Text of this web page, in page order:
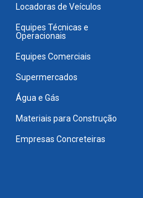
Locadoras de Veículos
Equipes Técnicas e
Operacionais
Equipes Comerciais
Supermercados
Água e Gás
Materiais para Construção
Empresas Concreteiras